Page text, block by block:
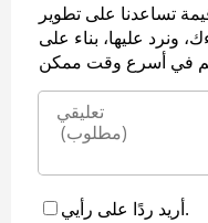
تساعدنا على تطوير
ونرد عليها، بناء على
أريد ردًا على رأيي.